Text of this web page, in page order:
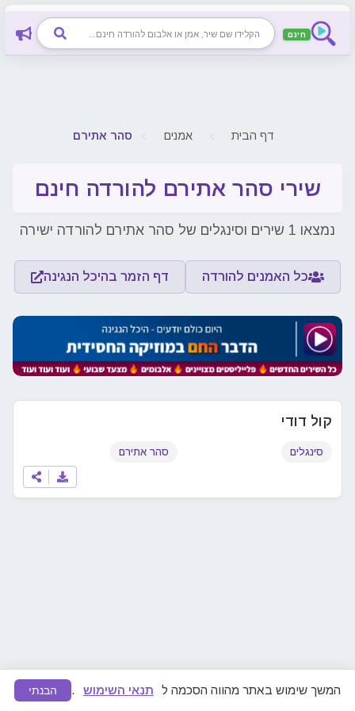
חינם
המשך שימוש באתר מהווה הסכמה ל תנאי השימוש . הבנתי
דף הבית אמנים סהר אתירם
שירי סהר אתירם להורדה חינם
נמצאו 1 שירים וסינגלים של סהר אתירם להורדה ישירה
כל האמנים להורדה דף הזמר בהיכל הנגינה
קול דודי
סינגלים סהר אתירם
מצאתם תוכן לא ראוי או הפרת זכויות יוצרים? ונפעל להסרה מיידית.